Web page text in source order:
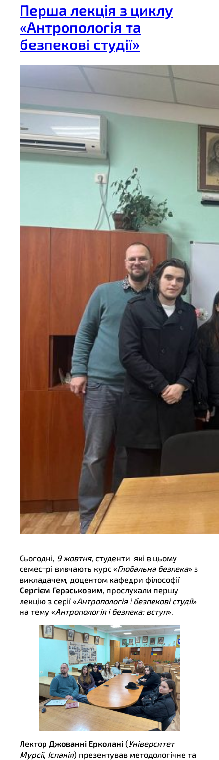
Перша лекція з циклу
«Антропологія та
безпекові студії»
Сьогодні, 9 жовтня, студенти, які в цьому
семестрі вивчають курс «Глобальна безпека» з
викладачем, доцентом кафедри філософії
Сергієм Гераськовим , прослухали першу
лекцію з серії «Антропологія і безпекові студії»
на тему «Антропологія і безпека: вступ».
Лектор Джованні Ерколані (Університет
Мурсії, Іспанія) презентував методологічне та